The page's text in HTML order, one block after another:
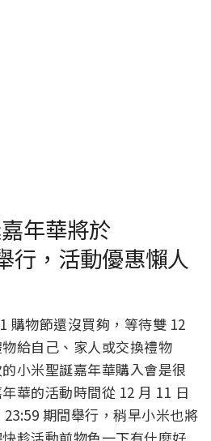
年華將於
行，活動優惠懶人
購物節還沒買夠，等待雙 12
給自己、家人或交換禮物
小米聖誕嘉年華購入會是很
華的活動時間從 12 月 11 日
期間舉行，稍早小米也將